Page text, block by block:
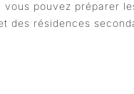
pouvez préparer
des résidences